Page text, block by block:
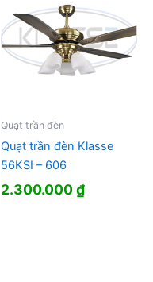
Quạt trần đèn
Quạt trần đèn Klasse
56KSI – 606
2.300.000₫